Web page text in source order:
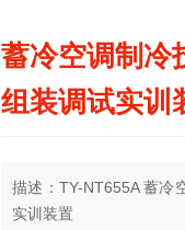
蓄冷空调制冷
组装调试实训
描述：TY-NT655A 蓄冷
实训装置